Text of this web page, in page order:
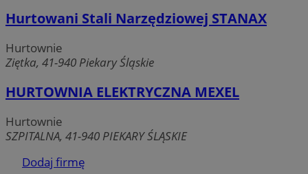
Hurtowani Stali Narzędziowej STANAX
Hurtownie
Ziętka, 41-940 Piekary Śląskie
HURTOWNIA ELEKTRYCZNA MEXEL
Hurtownie
SZPITALNA, 41-940 PIEKARY ŚLĄSKIE
Dodaj firmę